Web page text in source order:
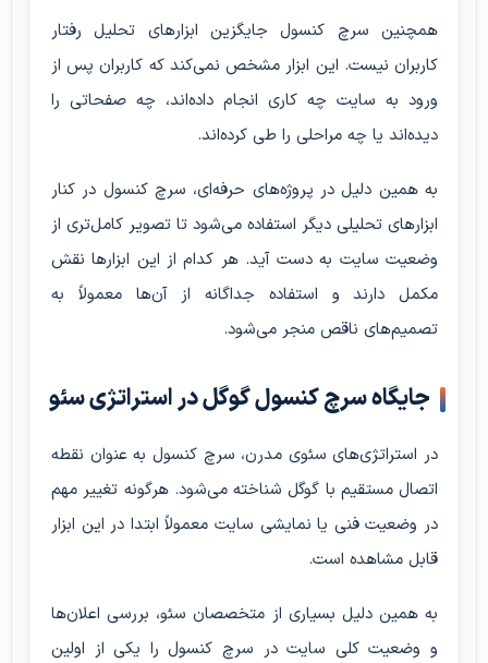
همچنین سرچ کنسول جایگزین ابزارهای تحلیل رفتار
کاربران نیست. این ابزار مشخص نمی‌کند که کاربران پس از
ورود به سایت چه کاری انجام داده‌اند، چه صفحاتی را
دیده‌اند یا چه مراحلی را طی کرده‌اند.
به همین دلیل در پروژه‌های حرفه‌ای، سرچ کنسول در کنار
ابزارهای تحلیلی دیگر استفاده می‌شود تا تصویر کامل‌تری از
وضعیت سایت به دست آید. هر کدام از این ابزارها نقش
مکمل دارند و استفاده جداگانه از آن‌ها معمولاً به
تصمیم‌های ناقص منجر می‌شود.
جایگاه سرچ کنسول گوگل در استراتژی سئو
در استراتژی‌های سئوی مدرن، سرچ کنسول به عنوان نقطه
اتصال مستقیم با گوگل شناخته می‌شود. هرگونه تغییر مهم
در وضعیت فنی یا نمایشی سایت معمولاً ابتدا در این ابزار
قابل مشاهده است.
به همین دلیل بسیاری از متخصصان سئو، بررسی اعلان‌ها
و وضعیت کلی سایت در سرچ کنسول را یکی از اولین